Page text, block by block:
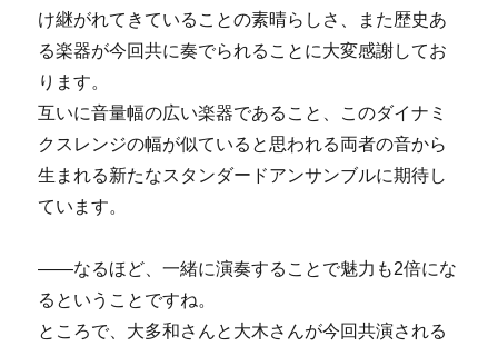
け継がれてきていることの素晴らしさ、また歴史あ
る楽器が今回共に奏でられることに大変感謝してお
ります。
互いに音量幅の広い楽器であること、このダイナミ
クスレンジの幅が似ていると思われる両者の音から
生まれる新たなスタンダードアンサンブルに期待し
ています。
――なるほど、一緒に演奏することで魅力も2倍にな
るということですね。
ところで、大多和さんと大木さんが今回共演される